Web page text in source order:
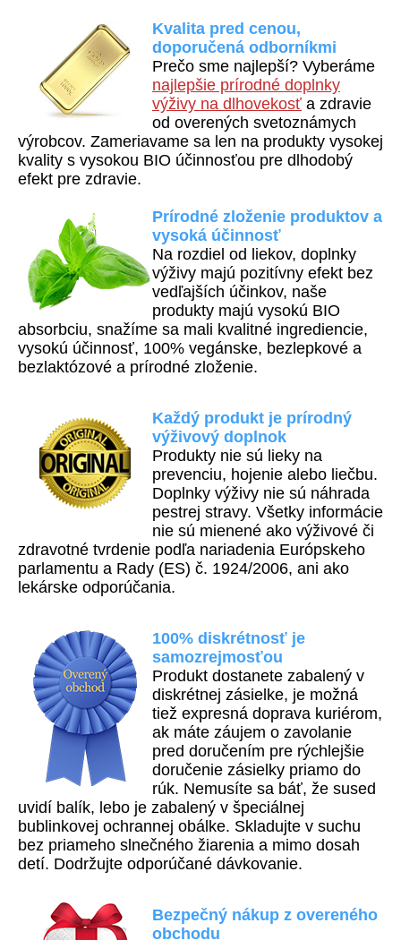
Kvalita pred cenou,
doporučená odborníkmi
Prečo sme najlepší? Vyberáme
najlepšie prírodné doplnky
výživy na dlhovekosť a zdravie
od overených svetoznámych
výrobcov. Zameriavame sa len na produkty vysokej
kvality s vysokou BIO účinnosťou pre dlhodobý
efekt pre zdravie.
Prírodné zloženie produktov a
vysoká účinnosť
Na rozdiel od liekov, doplnky
výživy majú pozitívny efekt bez
vedľajších účinkov, naše
produkty majú vysokú BIO
absorbciu, snažíme sa mali kvalitné ingrediencie,
vysokú účinnosť, 100% vegánske, bezlepkové a
bezlaktózové a prírodné zloženie.
Každý produkt je prírodný
výživový doplnok
Produkty nie sú lieky na
prevenciu, hojenie alebo liečbu.
Doplnky výživy nie sú náhrada
pestrej stravy. Všetky informácie
nie sú mienené ako výživové či
zdravotné tvrdenie podľa nariadenia Európskeho
parlamentu a Rady (ES) č. 1924/2006, ani ako
lekárske odporúčania.
100% diskrétnosť je
samozrejmosťou
Produkt dostanete zabalený v
diskrétnej zásielke, je možná
tiež expresná doprava kuriérom,
ak máte záujem o zavolanie
pred doručením pre rýchlejšie
doručenie zásielky priamo do
rúk. Nemusíte sa báť, že sused
uvidí balík, lebo je zabalený v špeciálnej
bublinkovej ochrannej obálke. Skladujte v suchu
bez priameho slnečného žiarenia a mimo dosah
detí. Dodržujte odporúčané dávkovanie.
Bezpečný nákup z overeného
obchodu